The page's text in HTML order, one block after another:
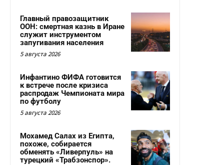
Главный правозащитник
ООН: смертная казнь в Иране
служит инструментом
запугивания населения
5 августа 2026
Инфантино ФИФА готовится
к встрече после кризиса
распродаж Чемпионата мира
по футболу
5 августа 2026
Мохамед Салах из Египта,
похоже, собирается
обменять «Ливерпуль» на
турецкий «Трабзонспор».